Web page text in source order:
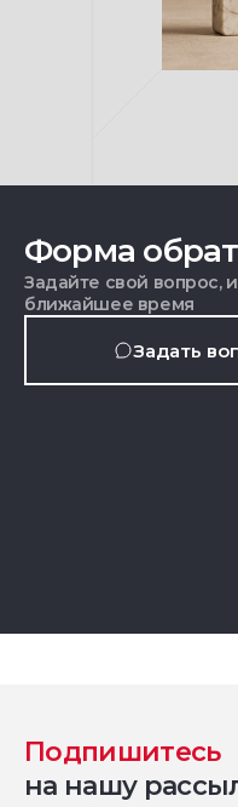
Форма
Задайте свой вопрос,
ближайшее время
Задать
Подпишитесь
на нашу